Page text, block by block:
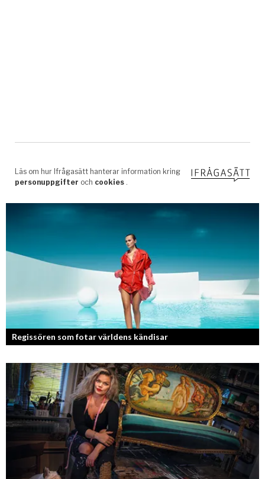
Regissören som fotar världens kändisar
Fotografen och regissören Peter Svenson har en lång meritlista och är
ett sant bevis på att om man tror på sig själv och...